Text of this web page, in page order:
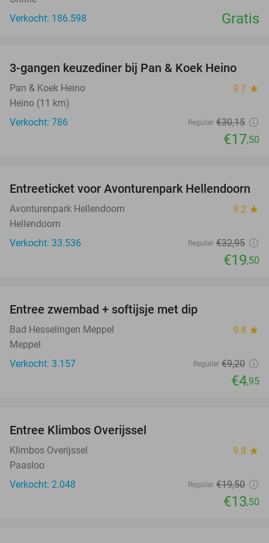
Verkocht: 186.598
Gratis
42%
3-gangen keuzediner bij Pan & Koek Heino
Pan & Koek Heino 9.7 star
Heino (11 km)
Verkocht: 786
Regulier €30,15
€17,50
41%
Entreeticket voor Avonturenpark Hellendoorn
Avonturenpark Hellendoorn 9.2 star
Hellendoorn
Verkocht: 33.536
Regulier €32,95
€19,50
Entree zwembad + softijsje met dip
Bad Hesselingen Meppel 9.8 star
Meppel
Verkocht: 3.157
Regulier €9,20
€4,95
Entree Klimbos Overijssel
Klimbos Overijssel 9.8 star
Paasloo
Verkocht: 2.048
Regulier €19,50
€13,50